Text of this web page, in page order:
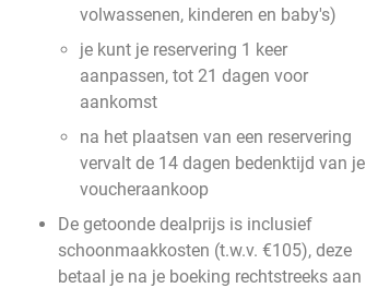
volwassenen, kinderen en baby's)
je kunt je reservering 1 keer
aanpassen, tot 21 dagen voor
aankomst
na het plaatsen van een reservering
vervalt de 14 dagen bedenktijd van je
voucheraankoop
De getoonde dealprijs is inclusief
schoonmaakkosten (t.w.v. €105), deze
betaal je na je boeking rechtstreeks aan